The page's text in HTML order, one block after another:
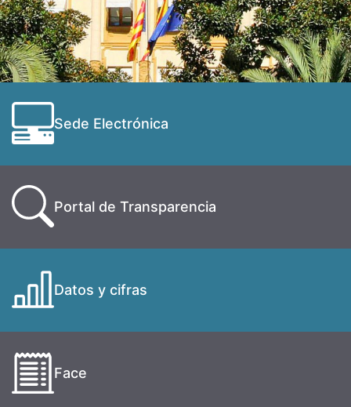
Sede Electrónica
Portal de Transparencia
Datos y cifras
Face